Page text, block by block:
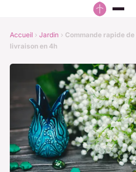
Accueil › Jardin › Commande rapide
livraison en 4h